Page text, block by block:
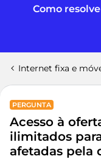
Como
Internet fixa e
PERGUNTA
Acesso à
ilimitados
afetadas pela